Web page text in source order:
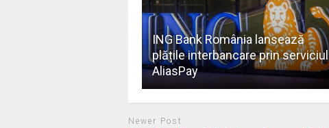
ING Bank România lansează
plățile interbancare prin serviciul
AliasPay
Newer Post